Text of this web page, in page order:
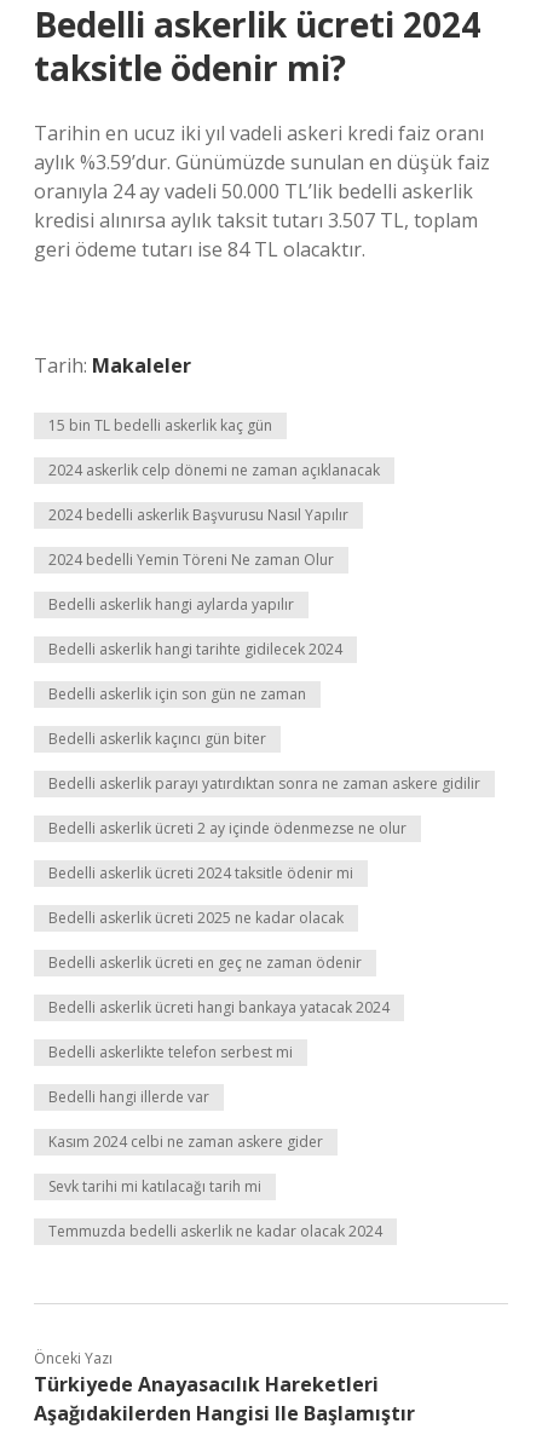
Bedelli askerlik ücreti 2024
taksitle ödenir mi?
Tarihin en ucuz iki yıl vadeli askeri kredi faiz oranı
aylık %3.59’dur. Günümüzde sunulan en düşük faiz
oranıyla 24 ay vadeli 50.000 TL’lik bedelli askerlik
kredisi alınırsa aylık taksit tutarı 3.507 TL, toplam
geri ödeme tutarı ise 84 TL olacaktır.
Tarih: Makaleler
15 bin TL bedelli askerlik kaç gün
2024 askerlik celp dönemi ne zaman açıklanacak
2024 bedelli askerlik Başvurusu Nasıl Yapılır
2024 bedelli Yemin Töreni Ne zaman Olur
Bedelli askerlik hangi aylarda yapılır
Bedelli askerlik hangi tarihte gidilecek 2024
Bedelli askerlik için son gün ne zaman
Bedelli askerlik kaçıncı gün biter
Bedelli askerlik parayı yatırdıktan sonra ne zaman askere gidilir
Bedelli askerlik ücreti 2 ay içinde ödenmezse ne olur
Bedelli askerlik ücreti 2024 taksitle ödenir mi
Bedelli askerlik ücreti 2025 ne kadar olacak
Bedelli askerlik ücreti en geç ne zaman ödenir
Bedelli askerlik ücreti hangi bankaya yatacak 2024
Bedelli askerlikte telefon serbest mi
Bedelli hangi illerde var
Kasım 2024 celbi ne zaman askere gider
Sevk tarihi mi katılacağı tarih mi
Temmuzda bedelli askerlik ne kadar olacak 2024
Önceki Yazı
Türkiyede Anayasacılık Hareketleri
Aşağıdakilerden Hangisi Ile Başlamıştır